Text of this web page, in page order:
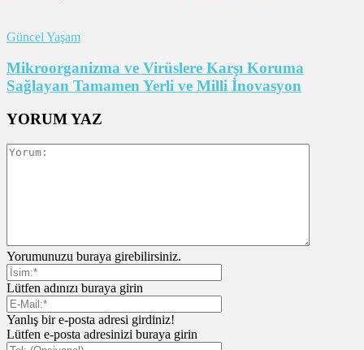
Güncel Yaşam
Mikroorganizma ve Virüslere Karşı Koruma
Sağlayan Tamamen Yerli ve Milli İnovasyon
YORUM YAZ
Yorumunuzu buraya girebilirsiniz.
Lütfen adınızı buraya girin
Yanlış bir e-posta adresi girdiniz!
Lütfen e-posta adresinizi buraya girin